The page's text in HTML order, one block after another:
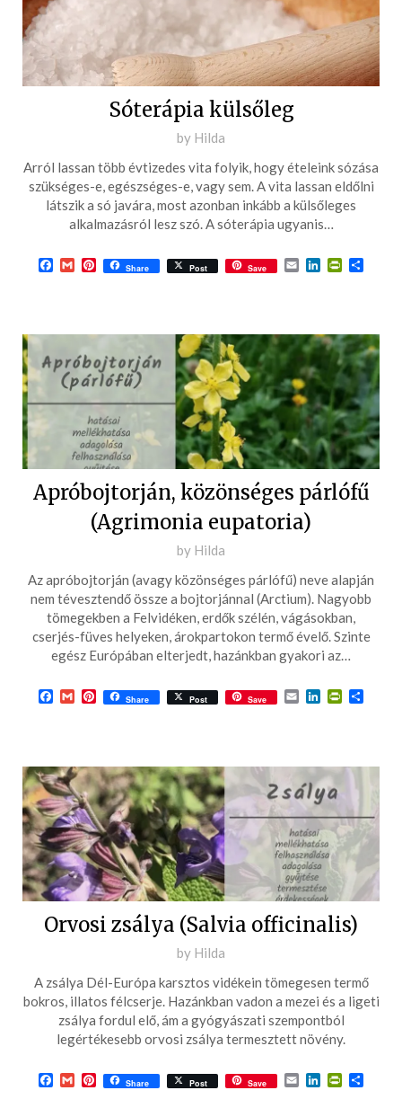
Sóterápia külsőleg
Posted
05-
04
by Hilda
Arról lassan több évtizedes vita folyik, hogy ételeink sózása
szükséges-e, egészséges-e, vagy sem. A vita lassan eldőlni
látszik a só javára, most azonban inkább a külsőleges
alkalmazásról lesz szó. A sóterápia ugyanis…
Facebook
GmailPinterest
Share Post Save EmailLinkedIn
Apróbojtorján, közönséges párlófű
(Agrimonia eupatoria)
Posted
on
2017-
05-
21
by Hilda
Az apróbojtorján (avagy közönséges párlófű) neve alapján
nem tévesztendő össze a bojtorjánnal (Arctium). Nagyobb
tömegekben a Felvidéken, erdők szélén, vágásokban,
cserjés-füves helyeken, árokpartokon termő évelő. Szinte
egész Európában elterjedt, hazánkban gyakori az…
Facebook
GmailPinterest
Share Post Save EmailLinkedIn
Orvosi zsálya (Salvia officinalis)
Posted
2016-
06-
30
by Hilda
A zsálya Dél-Európa karsztos vidékein tömegesen termő
bokros, illatos félcserje. Hazánkban vadon a mezei és a ligeti
zsálya fordul elő, ám a gyógyászati szempontból
legértékesebb orvosi zsálya termesztett növény.
Facebook
GmailPinterest
Share Post Save EmailLinkedIn